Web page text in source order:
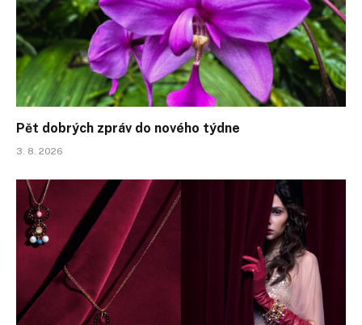
Pět dobrých zpráv do nového týdne
3. 8. 2026